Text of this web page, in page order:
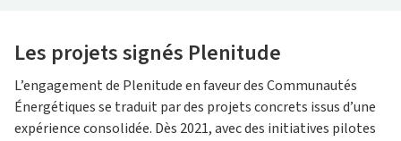
Les projets signés Plenitude
L’engagement de Plenitude en faveur des Communautés
Énergétiques se traduit par des projets concrets issus d’une
expérience consolidée. Dès 2021, avec des initiatives pilotes